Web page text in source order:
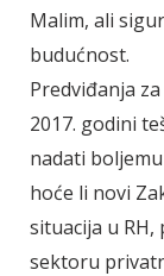
Malim, ali
budućnost.
Predviđanja
2017. godini
nadati
hoće li novi
situacija u
sektoru